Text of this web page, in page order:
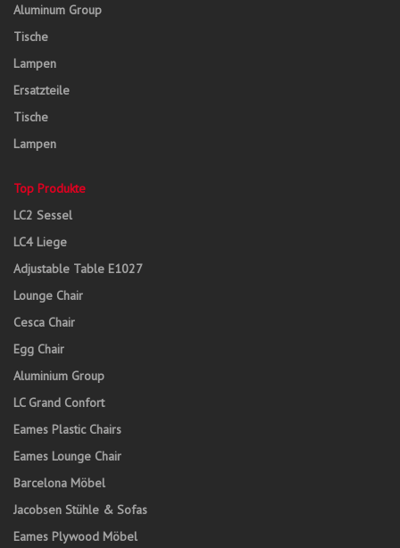
Aluminum Group
Tische
Lampen
Ersatzteile
Tische
Lampen
Top Produkte
LC2 Sessel
LC4 Liege
Adjustable Table E1027
Lounge Chair
Cesca Chair
Egg Chair
Aluminium Group
LC Grand Confort
Eames Plastic Chairs
Eames Lounge Chair
Barcelona Möbel
Jacobsen Stühle & Sofas
Eames Plywood Möbel